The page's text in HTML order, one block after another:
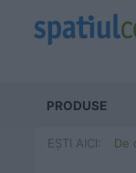
PRODUSE
EȘTI AICI: De